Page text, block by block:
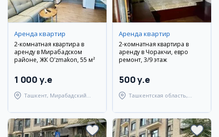
Аренда квартир
2-комнатная квартира в
аренду в Мирабадском
районе, ЖК O’zmakon, 55 м²
1 000 y.e
Ташкент, Мирабадский
Аренда квартир
2-комнатная квартира в
аренду в Чоракчи, евро
ремонт, 3/9 этаж
500 y.e
Ташкентская область,